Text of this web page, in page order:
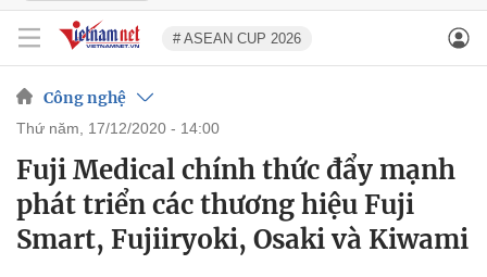
# ASEAN CUP 2026
Công nghệ
thứ năm, 17/12/2020 - 14:00
Fuji Medical chính thức đẩy mạnh
phát triển các thương hiệu Fuji
Smart, Fujiiryoki, Osaki và Kiwami